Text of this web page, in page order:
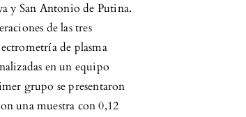
y San Antonio de Putina.
de las tres
de plasma
en un equipo
grupo se presentaron
una muestra con 0,12